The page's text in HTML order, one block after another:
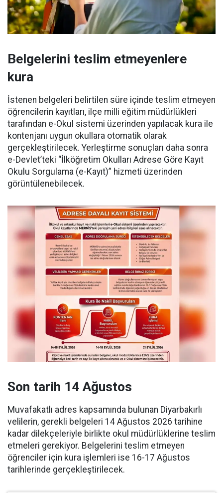
Belgelerini teslim etmeyenlere
kura
İstenen belgeleri belirtilen süre içinde teslim etmeyen
öğrencilerin kayıtları, ilçe milli eğitim müdürlükleri
tarafından e-Okul sistemi üzerinden yapılacak kura ile
kontenjanı uygun okullara otomatik olarak
gerçekleştirilecek. Yerleştirme sonuçları daha sonra
e-Devlet’teki “İlköğretim Okulları Adrese Göre Kayıt
Okulu Sorgulama (e-Kayıt)” hizmeti üzerinden
görüntülenebilecek.
Son tarih 14 Ağustos
Muvafakatlı adres kapsamında bulunan Diyarbakırlı
velilerin, gerekli belgeleri 14 Ağustos 2026 tarihine
kadar dilekçeleriyle birlikte okul müdürlüklerine teslim
etmeleri gerekiyor. Belgelerini teslim etmeyen
öğrenciler için kura işlemleri ise 16-17 Ağustos
tarihlerinde gerçekleştirilecek.